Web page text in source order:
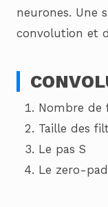
neurones. Une
convolution et
Nombre de
Taille des
Le pas S
Le zero-